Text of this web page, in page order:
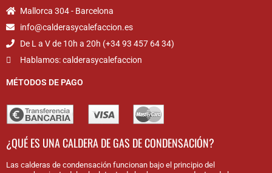
Mallorca 304 - Barcelona
info@calderasycalefaccion.es
De L a V de 10h a 20h (+34 93 457 64 34)
Hablamos: calderasycalefaccion
MÉTODOS DE PAGO
¿QUÉ ES UNA CALDERA DE GAS DE CONDENSACIÓN?
Las calderas de condensación funcionan bajo el principio del